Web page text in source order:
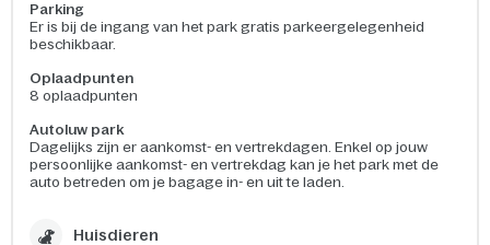
Parking
Er is bij de ingang van het park gratis parkeergelegenheid
beschikbaar.
Oplaadpunten
8 oplaadpunten
Autoluw park
Dagelijks zijn er aankomst- en vertrekdagen. Enkel op jouw
persoonlijke aankomst- en vertrekdag kan je het park met de
auto betreden om je bagage in- en uit te laden.
Huisdieren